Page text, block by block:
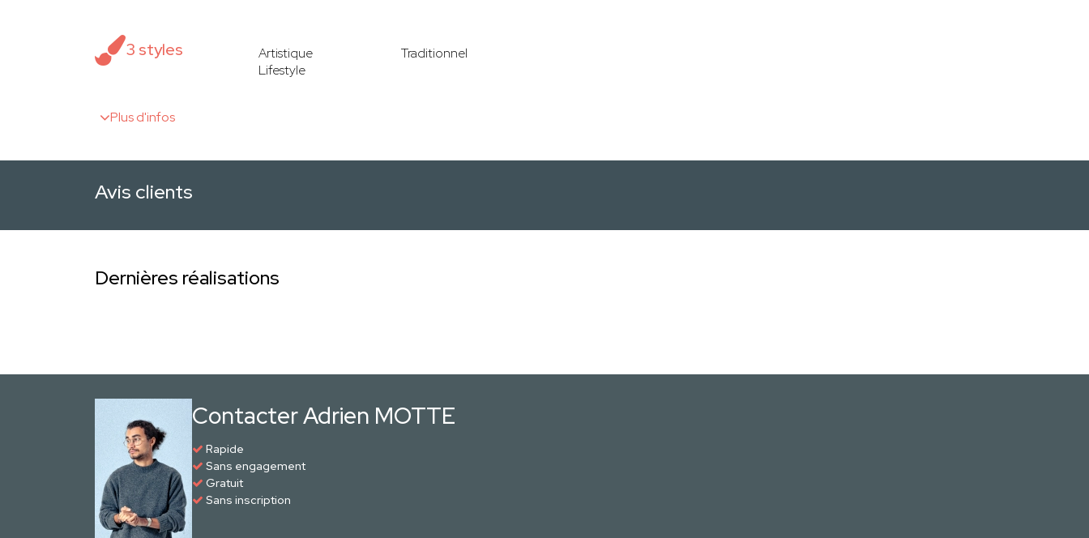
3 styles Artistique
Traditionnel
Lifestyle
Plus d'infos
Avis clients
Dernières réalisations
Contacter Adrien MOTTE
Rapide
Sans engagement
Gratuit
Sans inscription